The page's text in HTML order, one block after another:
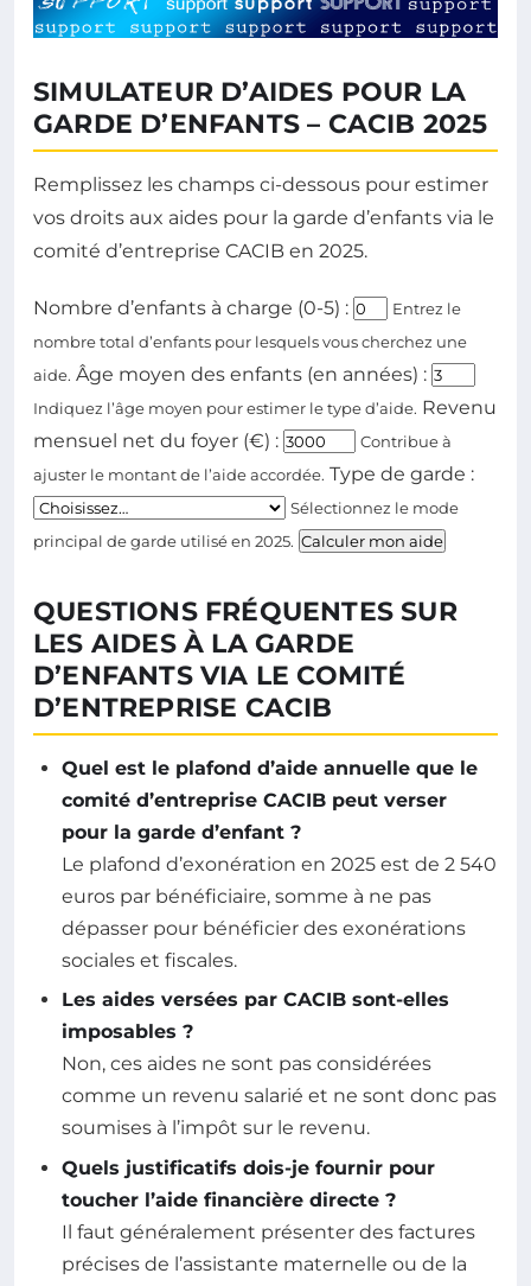
SIMULATEUR D’AIDES POUR LA
GARDE D’ENFANTS – CACIB 2025
Remplissez les champs ci-dessous pour estimer
vos droits aux aides pour la garde d’enfants via le
comité d’entreprise CACIB en 2025.
Nombre d’enfants à charge (0-5) :
Entrez le
nombre total d’enfants pour lesquels vous cherchez une
aide. Âge moyen des enfants (en années) :
Indiquez l’âge moyen pour estimer le type d’aide. Revenu
mensuel net du foyer (€) :
Contribue à
ajuster le montant de l’aide accordée. Type de garde :
Sélectionnez le mode
principal de garde utilisé en 2025. Calculer mon aide
QUESTIONS FRÉQUENTES SUR
LES AIDES À LA GARDE
D’ENFANTS VIA LE COMITÉ
D’ENTREPRISE CACIB
Quel est le plafond d’aide annuelle que le
comité d’entreprise CACIB peut verser
pour la garde d’enfant ?
Le plafond d’exonération en 2025 est de 2 540
euros par bénéficiaire, somme à ne pas
dépasser pour bénéficier des exonérations
sociales et fiscales.
Les aides versées par CACIB sont-elles
imposables ?
Non, ces aides ne sont pas considérées
comme un revenu salarié et ne sont donc pas
soumises à l’impôt sur le revenu.
Quels justificatifs dois-je fournir pour
toucher l’aide financière directe ?
Il faut généralement présenter des factures
précises de l’assistante maternelle ou de la